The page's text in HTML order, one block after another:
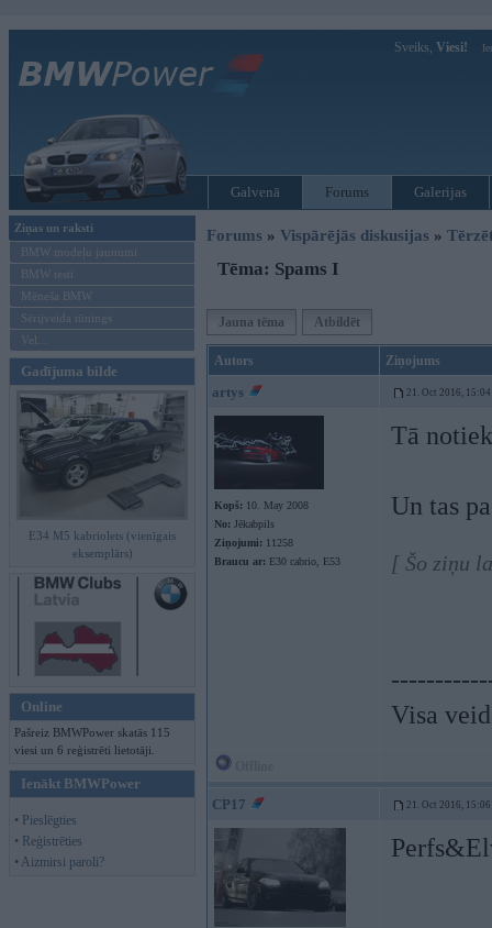
Sveiks, Viesi!
Galvenā Forums Galerijas
Ziņas un raksti
BMW modeļu jaunumi
BMW testi
Mēneša BMW
Sērijveida tūnings
Vel...
Gadījuma bilde
E34 M5 kabriolets (vienīgais
eksemplārs)
Online
Pašreiz BMWPower skatās 115
viesi un 6 reģistrēti lietotāji.
Ienākt BMWPower
• Pieslēgties
• Reģistrēties
• Aizmirsi paroli?
Forums » Vispārējās diskusijas »
Tēma: Spams I
Jauna tēma Atbildēt
Autors Ziņojums
artys 21. Oct 2016, 15:04
Kopš: 10. May 2008
No: Jēkabpils
Ziņojumi: 11258
Braucu ar: E30 cabrio, E53
Tā
Un tas
[ Šo ziņu
Visa
CP17 21. Oct 2016, 15:06